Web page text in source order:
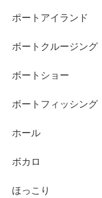
ポートアイランド
ボートクルージング
ボートショー
ボートフィッシング
ホール
ボカロ
ほっこり